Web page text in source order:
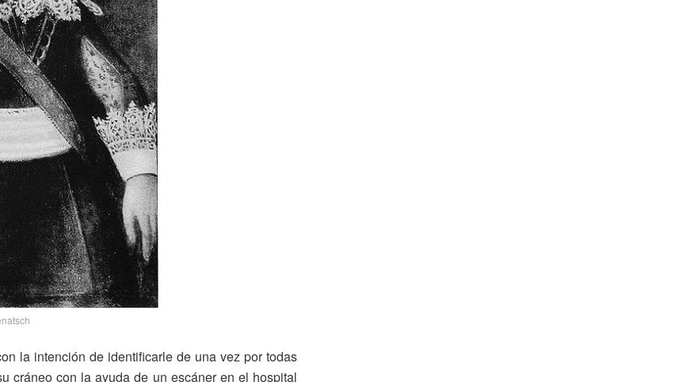
la intención de identificarle de una vez por todas
cráneo con la ayuda de un escáner en el hospital